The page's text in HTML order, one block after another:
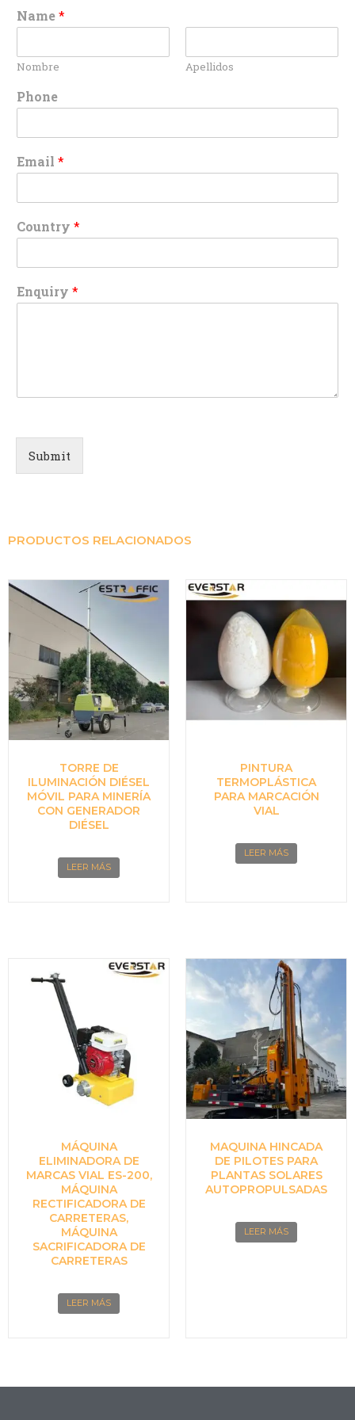
Name*
Nombre Apellidos
Phone
Email *
Country *
Enquiry *
Submit
PRODUCTOS RELACIONADOS
TORRE DE
ILUMINACIÓN DIÉSEL
MÓVIL PARA MINERÍA
CON GENERADOR
DIÉSEL
LEER MÁS
PINTURA
TERMOPLÁSTICA
PARA MARCACIÓN
VIAL
LEER MÁS
MÁQUINA
ELIMINADORA DE
MARCAS VIAL ES-200,
MÁQUINA
RECTIFICADORA DE
CARRETERAS,
MÁQUINA
SACRIFICADORA DE
CARRETERAS
LEER MÁS
MAQUINA HINCADA
DE PILOTES PARA
PLANTAS SOLARES
AUTOPROPULSADAS
LEER MÁS